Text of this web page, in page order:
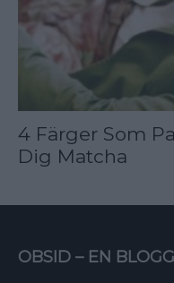
4 Färger Som
Dig Matcha
OBSID – EN